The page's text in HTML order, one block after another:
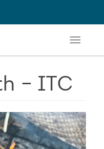
Toggle
– ITC